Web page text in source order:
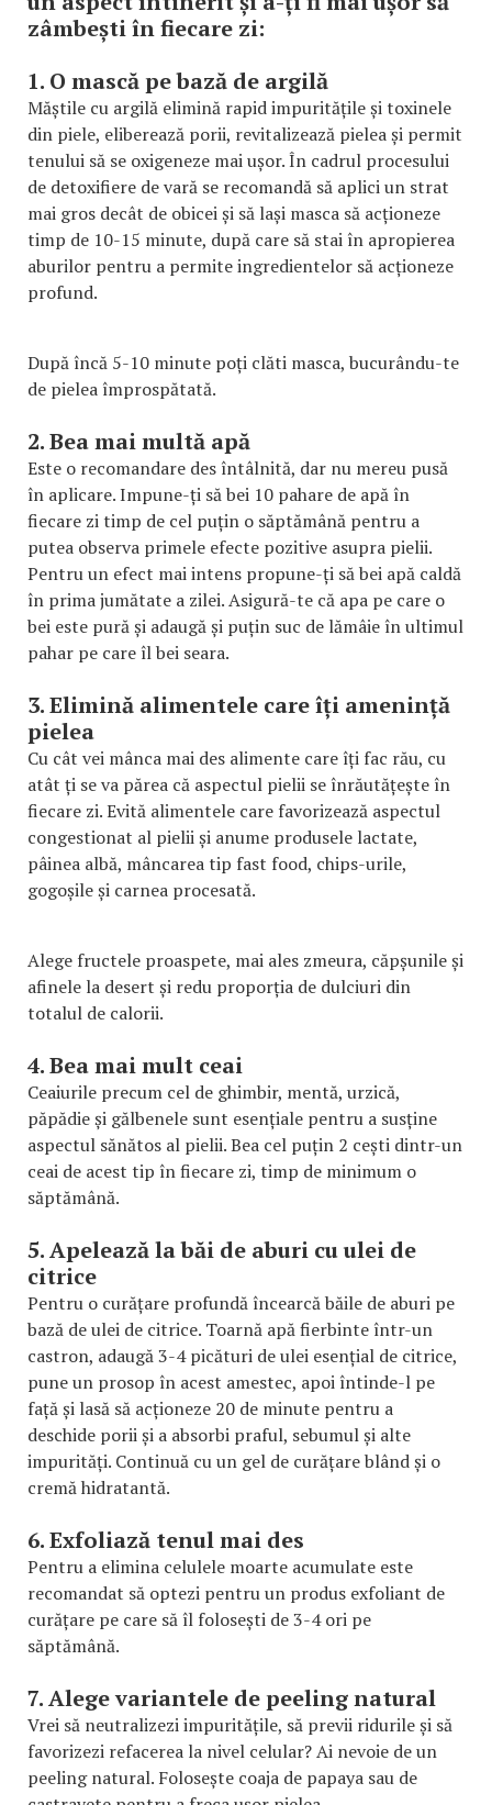
zâmbești în fiecare zi:
1. O mască pe bază de argilă
Măștile cu argilă elimină rapid impuritățile și toxinele
din piele, eliberează porii, revitalizează pielea și permit
tenului să se oxigeneze mai ușor. În cadrul procesului
de detoxifiere de vară se recomandă să aplici un strat
mai gros decât de obicei și să lași masca să acționeze
timp de 10-15 minute, după care să stai în apropierea
aburilor pentru a permite ingredientelor să acționeze
profund.
După încă 5-10 minute poți clăti masca, bucurându-te
de pielea împrospătată.
2. Bea mai multă apă
Este o recomandare des întâlnită, dar nu mereu pusă
în aplicare. Impune-ți să bei 10 pahare de apă în
fiecare zi timp de cel puțin o săptămână pentru a
putea observa primele efecte pozitive asupra pielii.
Pentru un efect mai intens propune-ți să bei apă caldă
în prima jumătate a zilei. Asigură-te că apa pe care o
bei este pură și adaugă și puțin suc de lămâie în ultimul
pahar pe care îl bei seara.
3. Elimină alimentele care îți amenință
pielea
Cu cât vei mânca mai des alimente care îți fac rău, cu
atât ți se va părea că aspectul pielii se înrăutățește în
fiecare zi. Evită alimentele care favorizează aspectul
congestionat al pielii și anume produsele lactate,
pâinea albă, mâncarea tip fast food, chips-urile,
gogoșile și carnea procesată.
Alege fructele proaspete, mai ales zmeura, căpșunile și
afinele la desert și redu proporția de dulciuri din
totalul de calorii.
4. Bea mai mult ceai
Ceaiurile precum cel de ghimbir, mentă, urzică,
păpădie și gălbenele sunt esențiale pentru a susține
aspectul sănătos al pielii. Bea cel puțin 2 cești dintr-un
ceai de acest tip în fiecare zi, timp de minimum o
săptămână.
5. Apelează la băi de aburi cu ulei de
citrice
Pentru o curățare profundă încearcă băile de aburi pe
bază de ulei de citrice. Toarnă apă fierbinte într-un
castron, adaugă 3-4 picături de ulei esențial de citrice,
pune un prosop în acest amestec, apoi întinde-l pe
față și lasă să acționeze 20 de minute pentru a
deschide porii și a absorbi praful, sebumul și alte
impurități. Continuă cu un gel de curățare blând și o
cremă hidratantă.
6. Exfoliază tenul mai des
Pentru a elimina celulele moarte acumulate este
recomandat să optezi pentru un produs exfoliant de
curățare pe care să îl folosești de 3-4 ori pe
săptămână.
7. Alege variantele de peeling natural
Vrei să neutralizezi impuritățile, să previi ridurile și să
favorizezi refacerea la nivel celular? Ai nevoie de un
peeling natural. Folosește coaja de papaya sau de